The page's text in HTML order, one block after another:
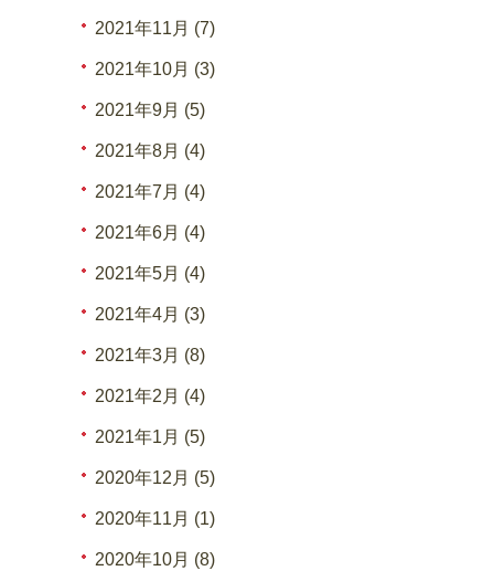
2021年11月 (7)
2021年10月 (3)
2021年9月 (5)
2021年8月 (4)
2021年7月 (4)
2021年6月 (4)
2021年5月 (4)
2021年4月 (3)
2021年3月 (8)
2021年2月 (4)
2021年1月 (5)
2020年12月 (5)
2020年11月 (1)
2020年10月 (8)